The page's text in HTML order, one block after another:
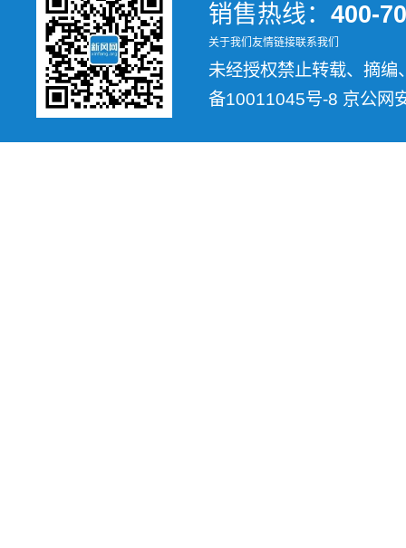
销售热线： 400-
关于我们 友情链接联系我们
未经授权禁止转载、摘
备10011045号-8 京公网